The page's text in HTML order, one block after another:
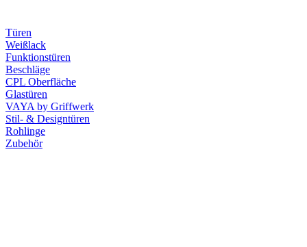
Türen
Weißlack
Funktionstüren
Beschläge
CPL Oberfläche
Glastüren
VAYA by Griffwerk
Stil- & Designtüren
Rohlinge
Zubehör